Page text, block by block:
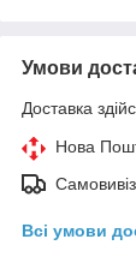
Умови
Доставка
Нова
Самовивіз
Всі умови